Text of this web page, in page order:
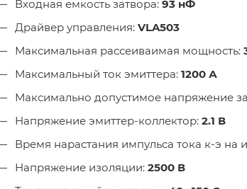
Входная емкость затвора: 93 нФ
Драйвер управления: VLA503
Максимальная рассеиваимая мощность:
Максимальный ток эмиттера: 1200 А
Максимально допустимое напряжение
Напряжение эмиттер-коллектор: 2.1 В
Время нарастания импульса тока к-э на
Напряжение изоляции: 2500 В